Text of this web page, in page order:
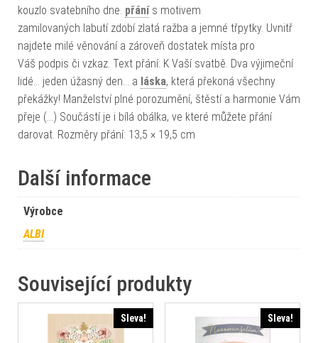
kouzlo svatebního dne. přánís motivem
zamilovaných labutí zdobí zlatá ražba a jemné třpytky. Uvnitř
najdete milé věnování a zároveň dostatek místa pro
Váš podpis či vzkaz. Text přání: K Vaší svatbě. Dva výjimeční
lidé… jeden úžasný den… a láska, která překoná všechny
překážky! Manželství plné porozumění, štěstí a harmonie Vám
přeje (…) Součástí je i bílá obálka, ve které můžete přání
darovat. Rozměry přání: 13,5 × 19,5 cm
Další informace
Výrobce
ALBI
Související produkty
Sleva! Sleva!